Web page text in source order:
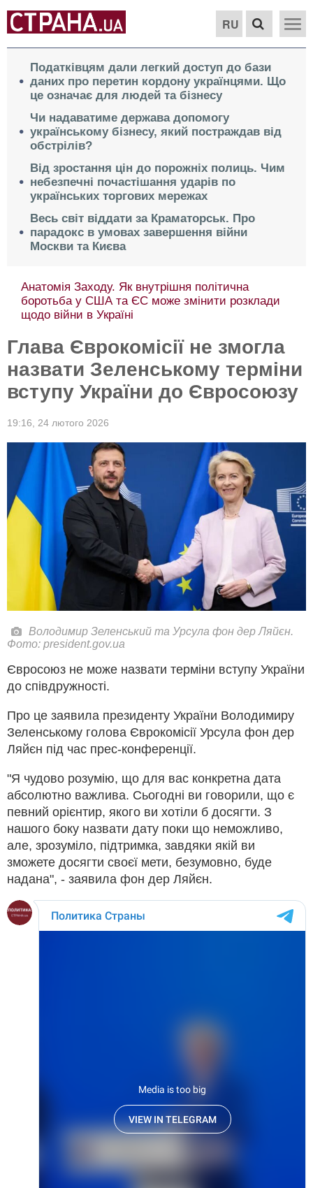
RU
Податківцям дали легкий доступ до бази
даних про перетин кордону українцями. Що
це означає для людей та бізнесу
Чи надаватиме держава допомогу
українському бізнесу, який постраждав від
обстрілів?
Від зростання цін до порожніх полиць. Чим
небезпечні почастішання ударів по
українських торгових мережах
Весь світ віддати за Краматорськ. Про
парадокс в умовах завершення війни
Москви та Києва
Анатомія Заходу. Як внутрішня політична
боротьба у США та ЄС може змінити розклади
щодо війни в Україні
Глава Єврокомісії не змогла
назвати Зеленському терміни
вступу України до Євросоюзу
19:16, 24 лютого 2026
Володимир Зеленський та Урсула фон дер Ляйєн.
Фото: president.gov.ua
Євросоюз не може назвати терміни вступу України
до співдружності.
Про це заявила президенту України Володимиру
Зеленському голова Єврокомісії Урсула фон дер
Ляйєн під час прес-конференції.
"Я чудово розумію, що для вас конкретна дата
абсолютно важлива. Сьогодні ви говорили, що є
певний орієнтир, якого ви хотіли б досягти. З
нашого боку назвати дату поки що неможливо,
але, зрозуміло, підтримка, завдяки якій ви
зможете досягти своєї мети, безумовно, буде
надана", - заявила фон дер Ляйєн.